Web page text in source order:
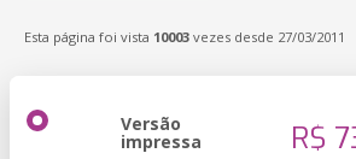
Esta página foi vista 10003 vezes desde 27/03/2011
Versão
impressa R$